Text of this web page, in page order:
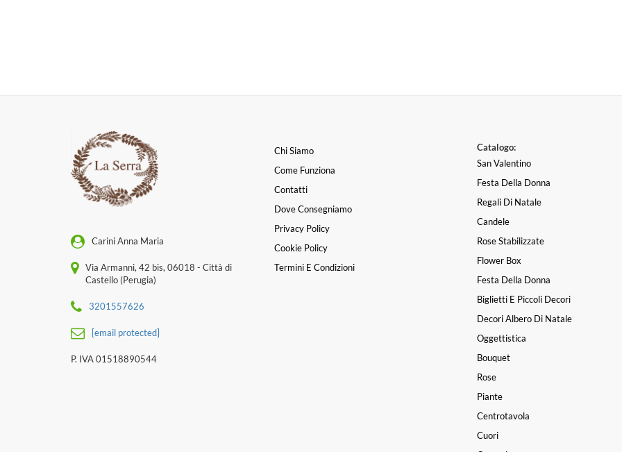
Carini Anna Maria
Via Armanni, 42 bis, 06018 - Città di
Castello (Perugia)
3201557626
[email protected]
P. IVA 01518890544
Chi Siamo
Come Funziona
Contatti
Dove Consegniamo
Privacy Policy
Cookie Policy
Termini E Condizioni
Catalogo:
San Valentino
Festa Della Donna
Regali Di Natale
Candele
Rose Stabilizzate
Flower Box
Festa Della Donna
Biglietti E Piccoli Decori
Decori Albero Di Natale
Oggettistica
Bouquet
Rose
Piante
Centrotavola
Cuori